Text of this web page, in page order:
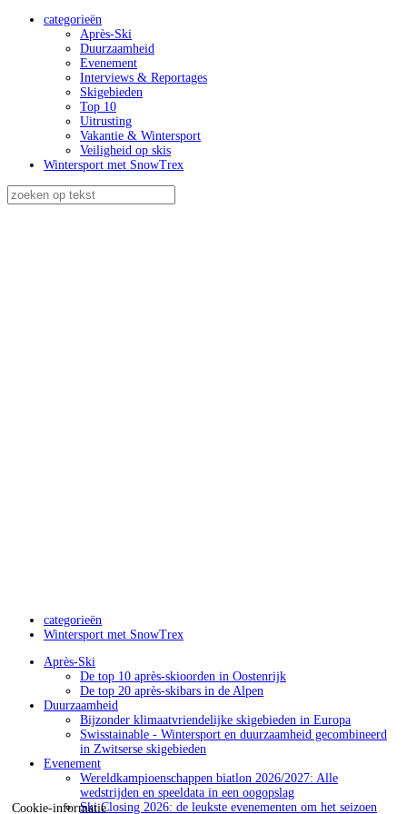
Cookie-informatie
categorieën
Après-Ski
Duurzaamheid
Evenement
Interviews & Reportages
Skigebieden
Top 10
Uitrusting
Vakantie & Wintersport
Veiligheid op skis
Wintersport met SnowTrex
categorieën
Wintersport met SnowTrex
Après-Ski
De top 10 après-skioorden in Oostenrijk
De top 20 après-skibars in de Alpen
Duurzaamheid
Bijzonder klimaatvriendelijke skigebieden in Europa
Swisstainable - Wintersport en duurzaamheid gecombineerd
in Zwitserse skigebieden
Evenement
Wereldkampioenschappen biatlon 2026/2027: Alle
wedstrijden en speeldata in een oogopslag
Ski Closing 2026: de leukste evenementen om het seizoen